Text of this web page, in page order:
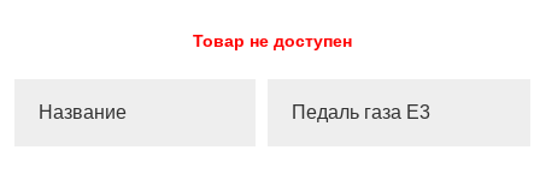
Товар не доступен
Название Педаль газа Е3